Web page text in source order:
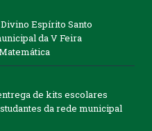
Espírito Santo
da V Feira
de kits escolares
da rede municipal